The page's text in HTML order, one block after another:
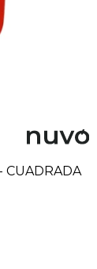
CUADRADA